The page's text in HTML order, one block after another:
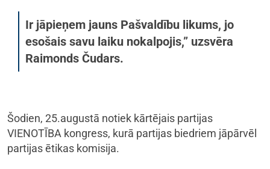
Ir jāpieņem jauns Pašvaldību likums, jo
esošais savu laiku nokalpojis,” uzsvēra
Raimonds Čudars.
Šodien, 25.augustā notiek kārtējais partijas
VIENOTĪBA kongress, kurā partijas biedriem jāpārvēl
partijas ētikas komisija.